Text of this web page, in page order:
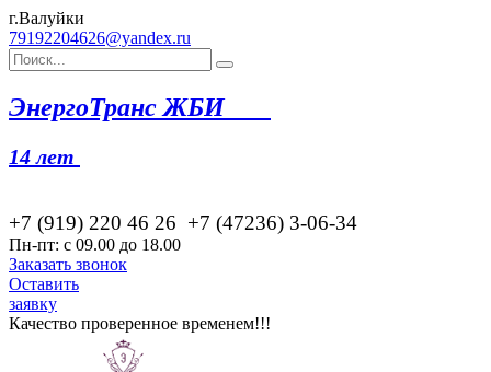
г.Валуйки
79192204626@yandex.ru
ЭнергоТранс ЖБИ
14 лет
+7 (919) 220 46 26 +7 (47236) 3-06-34
Пн-пт: с 09.00 до 18.00
Заказать звонок
Оставить
заявку
Качество проверенное временем!!!